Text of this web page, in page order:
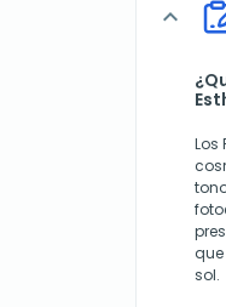
expand_more
Los
sol.